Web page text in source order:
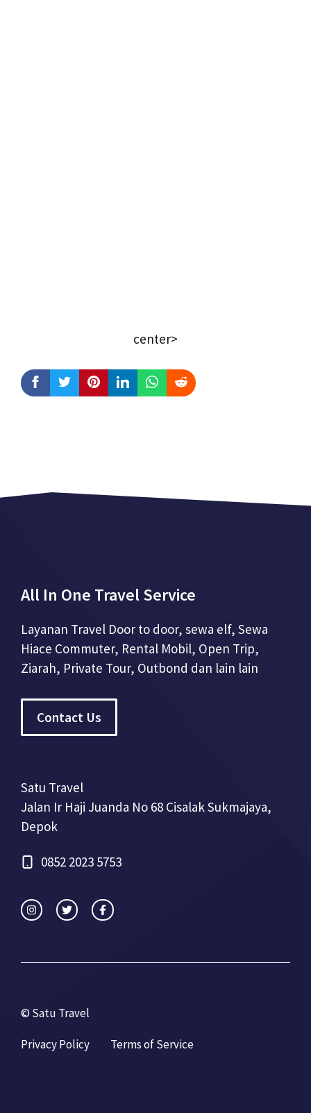
center>
All In One Travel Service
Layanan Travel Door to door, sewa elf, Sewa
Hiace Commuter, Rental Mobil, Open Trip,
Ziarah, Private Tour, Outbond dan lain lain
Contact Us
Satu Travel
Jalan Ir Haji Juanda No 68 Cisalak Sukmajaya,
Depok
0852 2023 5753
© Satu Travel
Privacy Policy Terms of Service